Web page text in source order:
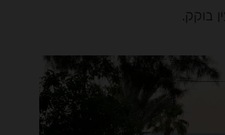
בוקק.